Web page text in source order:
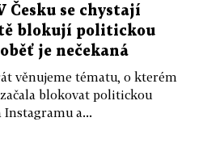
Česku se chystají
blokují politickou
je nečekaná
věnujeme tématu, o kterém
blokovat politickou
Instagramu a...